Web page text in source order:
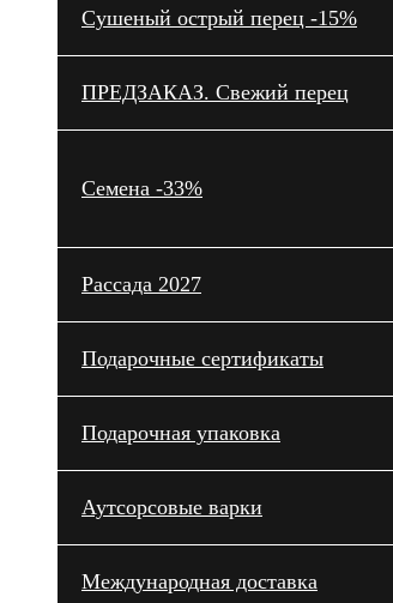
Сушеный острый перец -15%
ПРЕДЗАКАЗ. Свежий перец
Семена -33%
Рассада 2027
Подарочные сертификаты
Подарочная упаковка
Аутсорсовые варки
Международная доставка